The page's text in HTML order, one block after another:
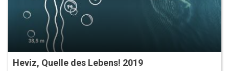
Heviz, Quelle des Lebens! 2019